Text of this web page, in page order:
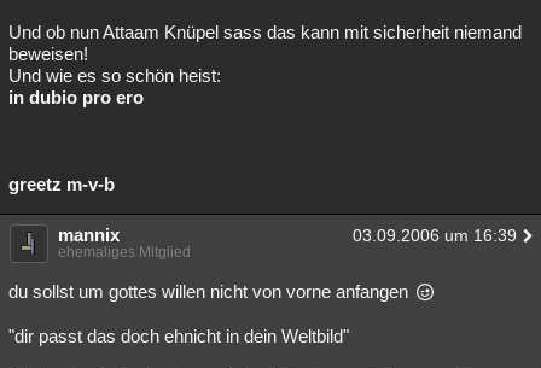
Und ob nun Attaam Knüpel sass das kann mit sicherheit niemand
beweisen!
Und wie es so schön heist:
in dubio pro ero
greetz m-v-b
mannix 03.09.2006 um 16:39
ehemaliges Mitglied
du sollst um gottes willen nicht von vorne anfangen
"dir passt das doch ehnicht in dein Weltbild"